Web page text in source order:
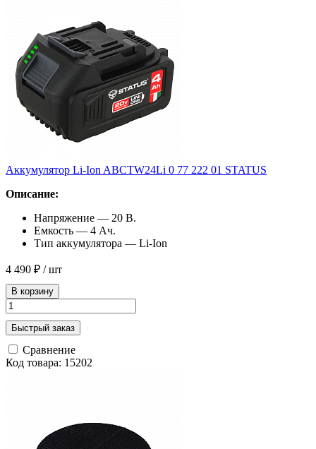
Аккумулятор Li-Ion ABCTW24Li 0 77 222 01 STATUS
Описание:
Напряжение — 20 В.
Емкость — 4 Ач.
Тип аккумулятора — Li-Ion
4 490 ₽ / шт
В корзину
Быстрый заказ
Сравнение
Код товара: 15202